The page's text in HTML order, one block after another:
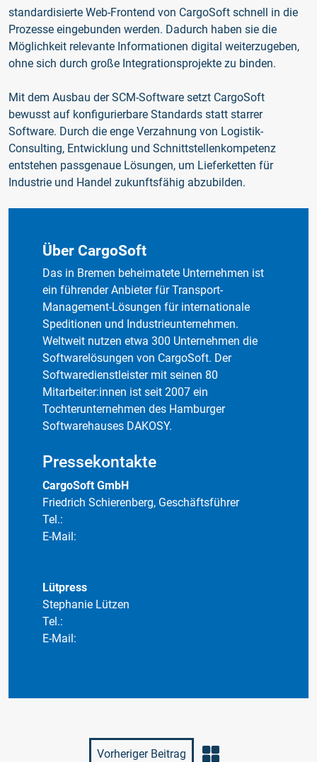
standardisierte Web-Frontend von CargoSoft schnell in die
Prozesse eingebunden werden. Dadurch haben sie die
Möglichkeit relevante Informationen digital weiterzugeben,
ohne sich durch große Integrationsprojekte zu binden.
Mit dem Ausbau der SCM-Software setzt CargoSoft
bewusst auf konfigurierbare Standards statt starrer
Software. Durch die enge Verzahnung von Logistik-
Consulting, Entwicklung und Schnittstellenkompetenz
entstehen passgenaue Lösungen, um Lieferketten für
Industrie und Handel zukunftsfähig abzubilden.
Über CargoSoft
Das in Bremen beheimatete Unternehmen ist
ein führender Anbieter für Transport-
Management-Lösungen für internationale
Speditionen und Industrieunternehmen.
Weltweit nutzen etwa 300 Unternehmen die
Softwarelösungen von CargoSoft. Der
Softwaredienstleister mit seinen 80
Mitarbeiter:innen ist seit 2007 ein
Tochterunternehmen des Hamburger
Softwarehauses DAKOSY.
Pressekontakte
CargoSoft GmbH
Friedrich Schierenberg, Geschäftsführer
Tel.:
E-Mail:
Lütpress
Stephanie Lützen
Tel.:
E-Mail:
Vorheriger Beitrag